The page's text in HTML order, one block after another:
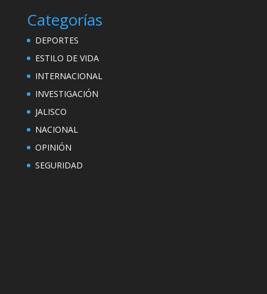
Categorías
DEPORTES
ESTILO DE VIDA
INTERNACIONAL
INVESTIGACIÓN
JALISCO
NACIONAL
OPINIÓN
SEGURIDAD